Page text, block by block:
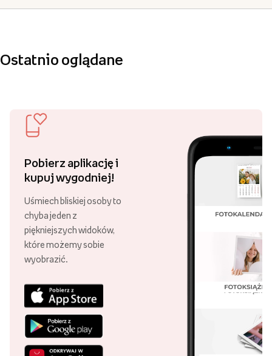
Ostatnio oglądane
Pobierz aplikację i
kupuj wygodniej!
Uśmiech bliskiej osoby to
chyba jeden z
piękniejszych widoków,
które możemy sobie
wyobrazić.